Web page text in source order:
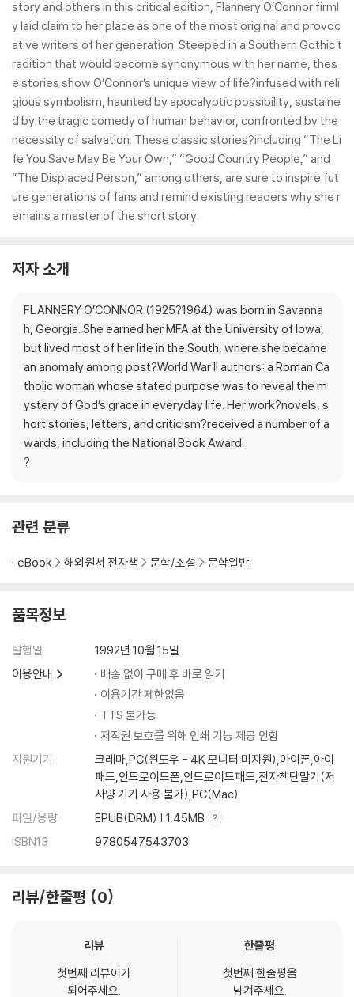
story and others in this critical edition, Flannery O’Connor firml
y laid claim to her place as one of the most original and provoc
ative writers of her generation. Steeped in a Southern Gothic t
radition that would become synonymous with her name, thes
e stories show O’Connor’s unique view of life?infused with reli
gious symbolism, haunted by apocalyptic possibility, sustaine
d by the tragic comedy of human behavior, confronted by the
necessity of salvation. These classic stories?including “The Li
fe You Save May Be Your Own,” “Good Country People,” and
“The Displaced Person,” among others, are sure to inspire fut
ure generations of fans and remind existing readers why she r
emains a master of the short story.
저자 소개
FLANNERY O’CONNOR (1925?1964) was born in Savanna
h, Georgia. She earned her MFA at the University of Iowa,
but lived most of her life in the South, where she became
an anomaly among post?World War II authors: a Roman Ca
tholic woman whose stated purpose was to reveal the m
ystery of God’s grace in everyday life. Her work?novels, s
hort stories, letters, and criticism?received a number of a
wards, including the National Book Award.
?
관련 분류
eBook 해외원서 전자책 문학/소설 문학일반
품목정보
발행일
1992년 10월 15일
이용안내
배송 없이 구매 후 바로 읽기
이용기간 제한없음
TTS 불가능
저작권 보호를 위해 인쇄 기능 제공 안함
지원기기
크레마,PC(윈도우 - 4K 모니터 미지원),아이폰,아이
패드,안드로이드폰,안드로이드패드,전자책단말기(저
사양 기기 사용 불가),PC(Mac)
파일/용량
EPUB(DRM) | 1.45MB
ISBN13
9780547543703
리뷰/한줄평 0
리뷰
첫번째 리뷰어가
되어주세요.
한줄평
첫번째 한줄평을
남겨주세요.